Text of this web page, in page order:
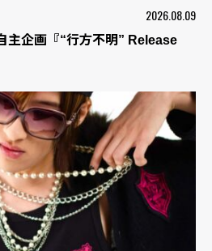
2026.08.09
主企画『“行方不明” Release